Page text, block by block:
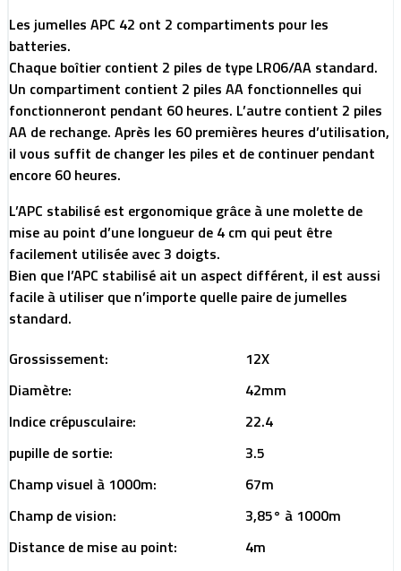
Les jumelles APC 42 ont 2 compartiments pour les
batteries.
Chaque boîtier contient 2 piles de type LR06/AA standard.
Un compartiment contient 2 piles AA fonctionnelles qui
fonctionneront pendant 60 heures. L’autre contient 2 piles
AA de rechange. Après les 60 premières heures d’utilisation,
il vous suffit de changer les piles et de continuer pendant
encore 60 heures.
L’APC stabilisé est ergonomique grâce à une molette de
mise au point d’une longueur de 4 cm qui peut être
facilement utilisée avec 3 doigts.
Bien que l’APC stabilisé ait un aspect différent, il est aussi
facile à utiliser que n’importe quelle paire de jumelles
standard.
Grossissement:
12X
Diamètre:
42mm
Indice crépusculaire:
22.4
pupille de sortie:
3.5
Champ visuel à 1000m:
67m
Champ de vision:
3,85° à 1000m
Distance de mise au point:
4m